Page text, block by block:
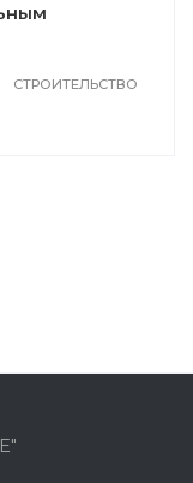
СТРОИТЕЛЬСТВО